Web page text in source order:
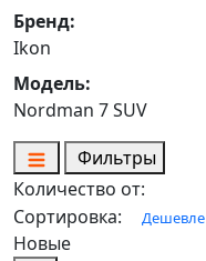
Бренд:
Ikon
Модель:
Nordman 7 SUV
Фильтры
Количество от:
Сортировка:
Дешевле
Новые